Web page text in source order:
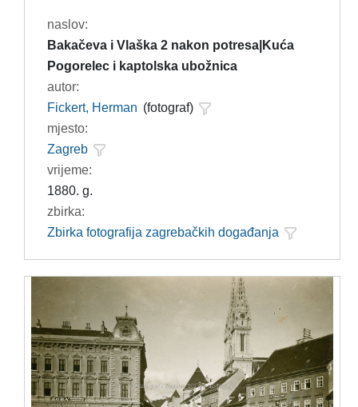
naslov:
Bakačeva i Vlaška 2 nakon potresa|Kuća
Pogorelec i kaptolska ubožnica
autor:
Fickert, Herman (fotograf)
mjesto:
Zagreb
vrijeme:
1880. g.
zbirka:
Zbirka fotografija zagrebačkih događanja